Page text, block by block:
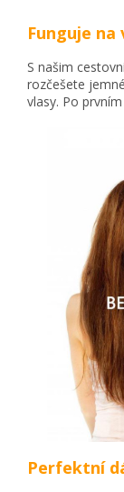
Funguje na
S našim
rozčešete
vlasy. Po
Perfektní